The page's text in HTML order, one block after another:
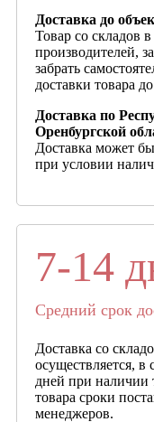
Доставка до
Товар со складов
производителей,
забрать
доставки товара
Доставка по
Оренбургской
Доставка может
при условии
7-14
Средний срок
Доставка со
осуществляется, в
дней при наличии
товара сроки
менеджеров.